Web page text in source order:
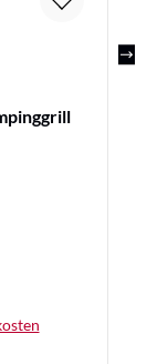
5 Sternen